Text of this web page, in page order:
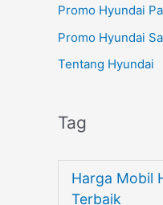
Promo Hyundai
Promo Hyundai
Tentang Hyundai
Tag
Harga Mobil
Terbaik